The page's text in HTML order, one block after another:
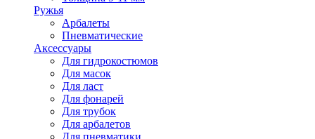
Ружья
Арбалеты
Пневматические
Аксессуары
Для гидрокостюмов
Для масок
Для ласт
Для фонарей
Для трубок
Для арбалетов
Для пневматики